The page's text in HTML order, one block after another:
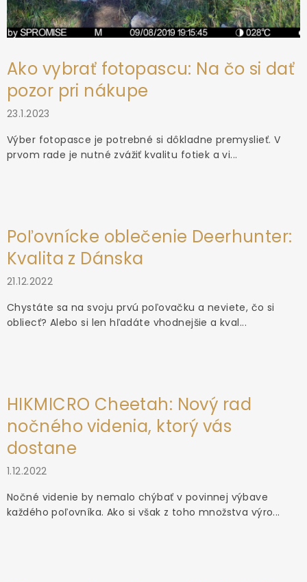
Ako vybrať fotopascu: Na čo si dať
pozor pri nákupe
23.1.2023
Výber fotopasce je potrebné si dôkladne premyslieť. V
prvom rade je nutné zvážiť kvalitu fotiek a vi...
Poľovnícke oblečenie Deerhunter:
Kvalita z Dánska
21.12.2022
Chystáte sa na svoju prvú poľovačku a neviete, čo si
obliecť? Alebo si len hľadáte vhodnejšie a kval...
HIKMICRO Cheetah: Nový rad
nočného videnia, ktorý vás
dostane
1.12.2022
Nočné videnie by nemalo chýbať v povinnej výbave
každého poľovníka. Ako si však z toho množstva výro...